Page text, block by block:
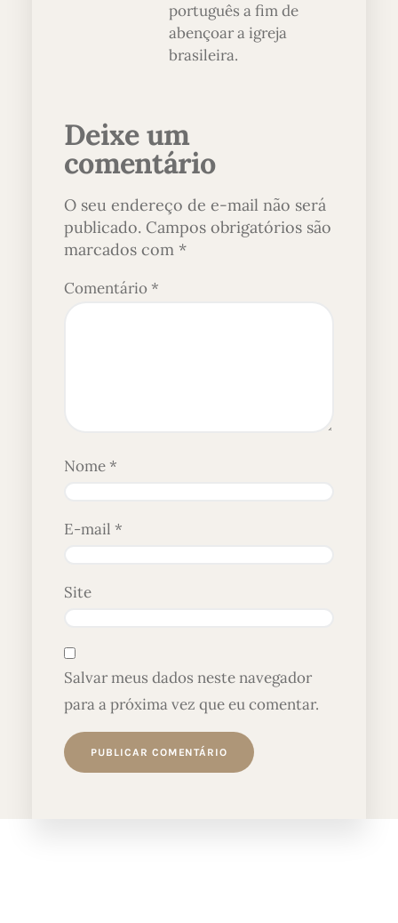
português a fim de
abençoar a igreja
brasileira.
Deixe um
comentário
O seu endereço de e-mail não será
publicado. Campos obrigatórios são
marcados com *
Comentário*
Nome*
E-mail *
Site
Salvar meus dados neste navegador
para a próxima vez que eu comentar.